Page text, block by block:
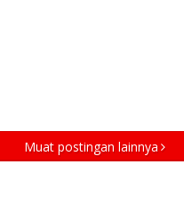
Muat postingan lainnya